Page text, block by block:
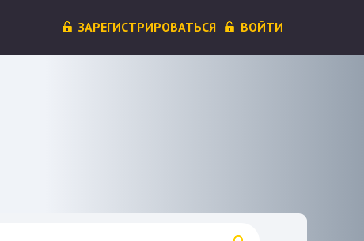
ЗАРЕГИСТРИРОВАТЬСЯ ВОЙТИ